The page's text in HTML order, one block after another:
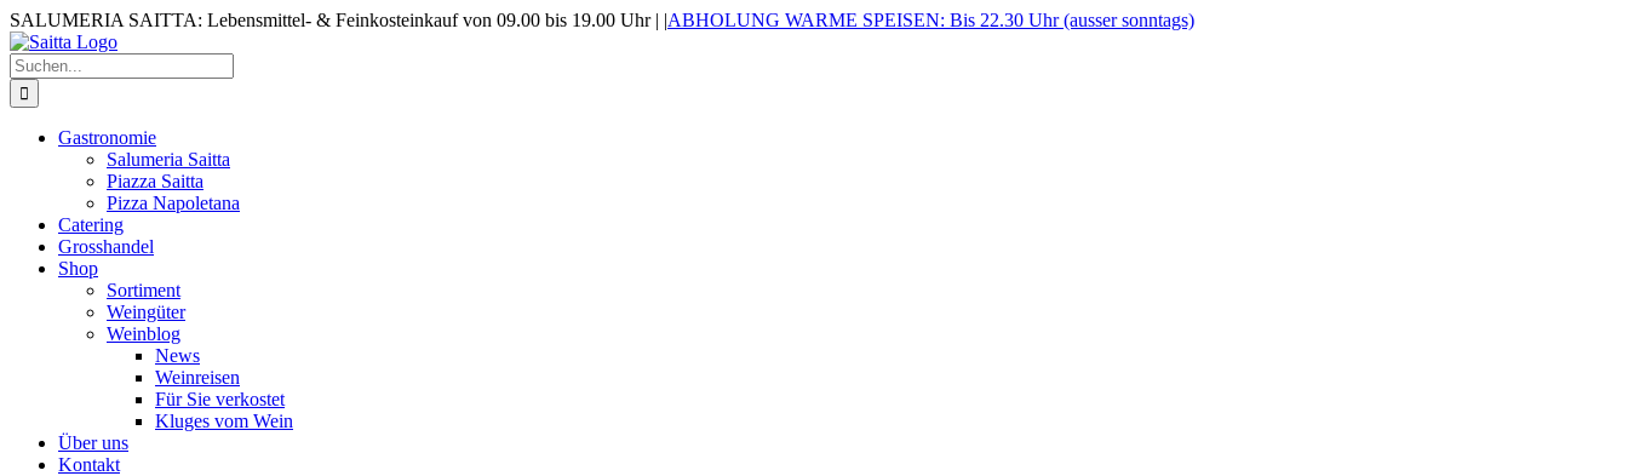
Zum
Inhalt
springen
SALUMERIA SAITTA: Lebensmittel- & Feinkosteinkauf von 09.00 bis 19.00 Uhr | |ABHOLUNG WARME SPEISEN: Bis 22.30 Uhr (ausser sonntags)
Suche
nach:
Gastronomie
Salumeria Saitta
Piazza Saitta
Pizza Napoletana
Catering
Grosshandel
Shop
Sortiment
Weingüter
Weinblog
News
Weinreisen
Für Sie verkostet
Kluges vom Wein
Über uns
Kontakt